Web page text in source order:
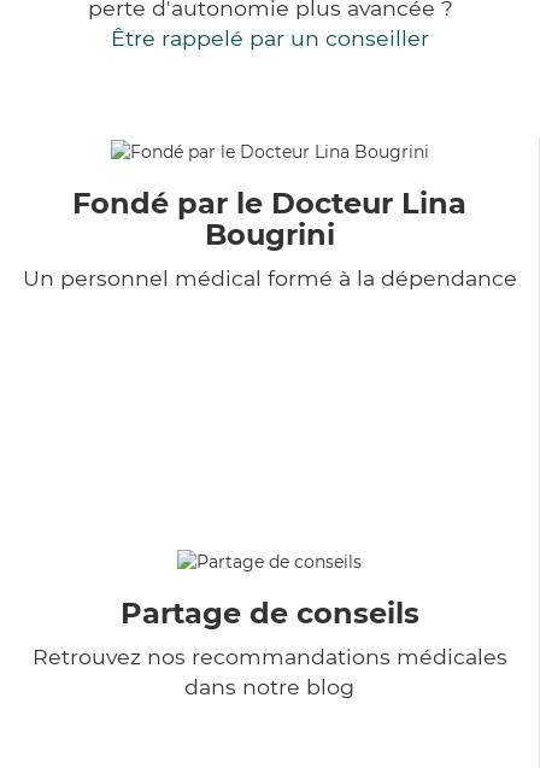
perte d'autonomie plus avancée ?
Être rappelé par un conseiller
Fondé par le Docteur Lina
Bougrini
Un personnel médical formé à la dépendance
Partage de conseils
Retrouvez nos recommandations médicales
dans notre blog